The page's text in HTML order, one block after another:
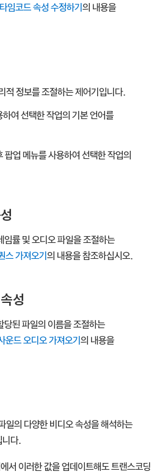
임코드 속성 수정하기의 내용을
적 정보를 조절하는 제어기입니다.
여 선택한 작업의 기본 언어를
팝업 메뉴를 사용하여 선택한 작업의
임률 및 오디오 파일을 조절하는
스 가져오기의 내용을 참조하십시오.
성
당된 파일의 이름을 조절하는
운드 오디오 가져오기의 내용을
의 다양한 비디오 속성을 해석하는
니다.
서 이러한 값을 업데이트해도 트랜스코딩